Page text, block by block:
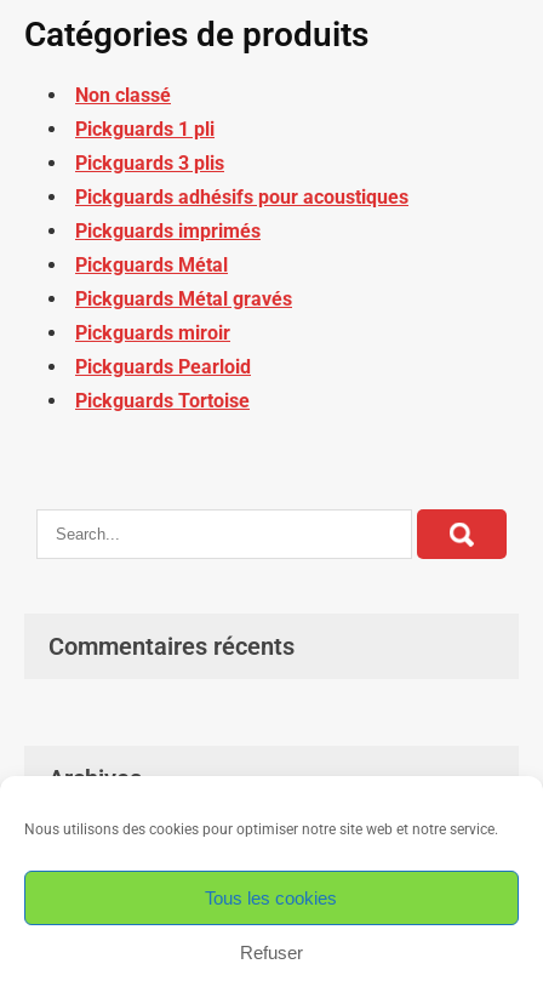
Nous utilisons des cookies pour optimiser notre site web et notre service.
Tous les cookies
Refuser
Catégories de produits
Non classé
Pickguards 1 pli
Pickguards 3 plis
Pickguards adhésifs pour acoustiques
Pickguards imprimés
Pickguards Métal
Pickguards Métal gravés
Pickguards miroir
Pickguards Pearloid
Pickguards Tortoise
Commentaires récents
Archives